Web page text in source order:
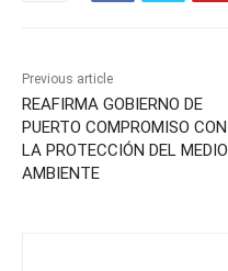
Previous article
REAFIRMA GOBIERNO DE
PUERTO COMPROMISO CON
LA PROTECCIÓN DEL MEDIO
AMBIENTE